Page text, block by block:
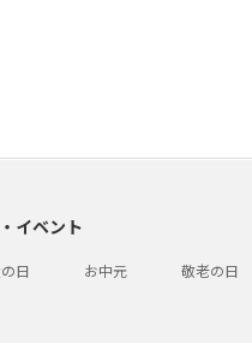
イベント
日 お中元 敬老の日